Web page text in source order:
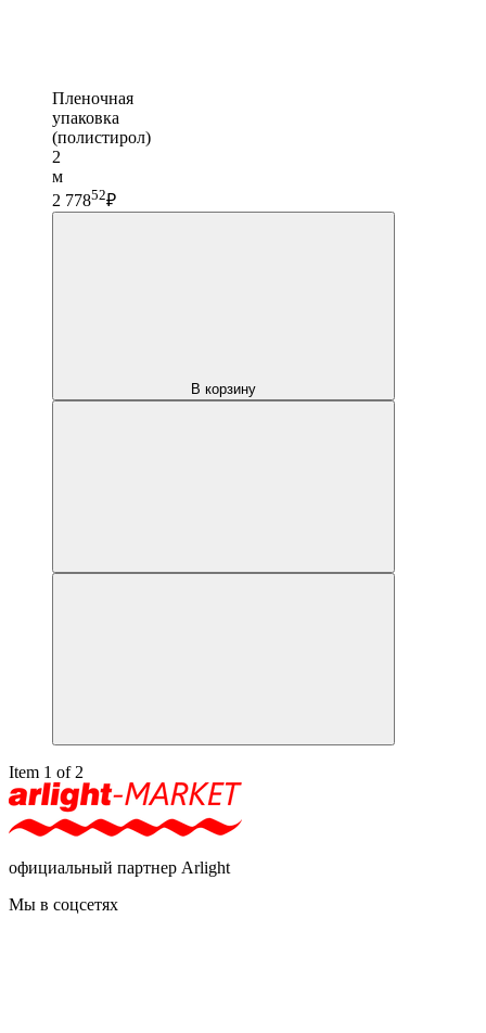
Пленочная
упаковка
(полистирол)
2
м
2 77852₽
В корзину
Item 1 of 2
официальный партнер Arlight
Мы в соцсетях